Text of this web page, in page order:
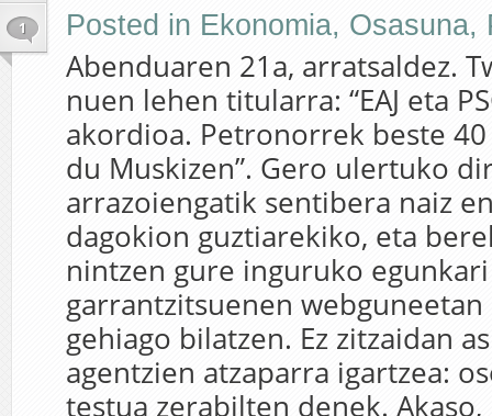
1 Posted in Ekonomia, Osasuna,
Abenduaren 21a, arratsaldez.
nuen lehen titularra: “EAJ eta
akordioa. Petronorrek beste
du Muskizen”. Gero ulertuko
arrazoiengatik sentibera naiz
dagokion guztiarekiko, eta
nintzen gure inguruko egunkari
garrantzitsuenen
gehiago bilatzen. Ez zitzaidan
agentzien atzaparra igartzea:
testua zerabilten denek. Akaso,